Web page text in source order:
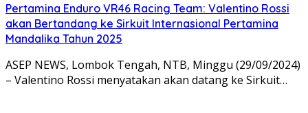
Pertamina Enduro VR46 Racing Team: Valentino Rossi
akan Bertandang ke Sirkuit Internasional Pertamina
Mandalika Tahun 2025
ASEP NEWS, Lombok Tengah, NTB, Minggu (29/09/2024)
– Valentino Rossi menyatakan akan datang ke Sirkuit…